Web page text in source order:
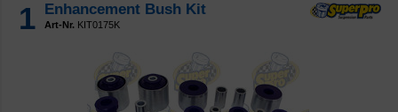
1 Enhancement Bush Kit
Art-Nr. KIT0175K